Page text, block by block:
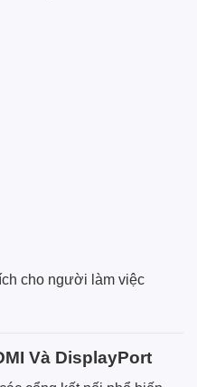
cho người làm việc
Và DisplayPort